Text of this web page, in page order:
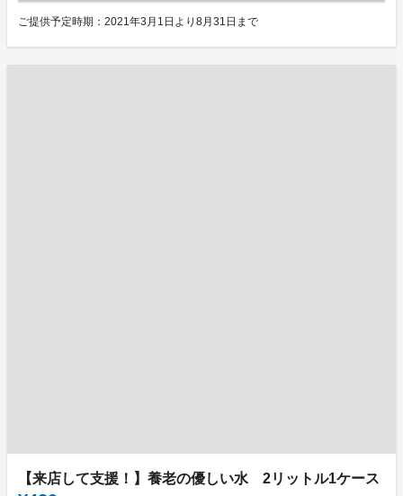
ご提供予定時期：2021年3月1日より8月31日まで
【来店して支援！】養老の優しい水 2リットル1ケース